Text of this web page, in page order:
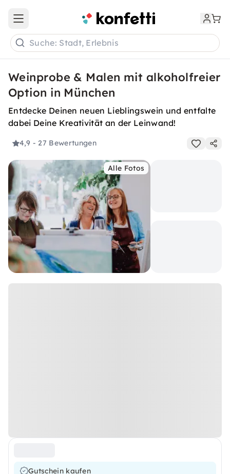
Open main menu
Suche: Stadt, Erlebnis
Weinprobe & Malen mit alkoholfreier
Option in München
Entdecke Deinen neuen Lieblingswein und entfalte
dabei Deine Kreativität an der Leinwand!
4,9 - 27 Bewertungen
Alle Fotos
Gutschein kaufen